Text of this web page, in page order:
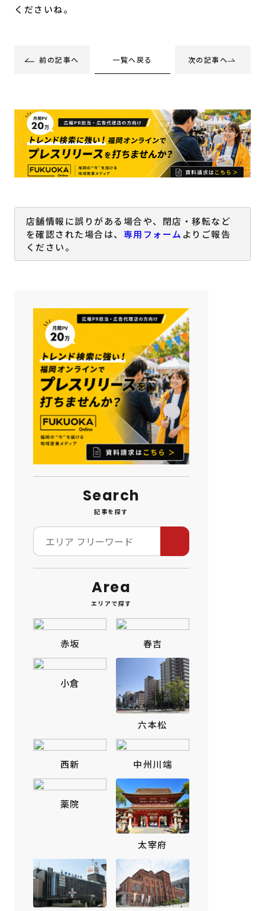
くださいね。
前の記事へ 一覧へ戻る 次の記事へ
店舗情報に誤りがある場合や、閉店・移転など
を確認された場合は、 専用フォーム よりご報告
ください。
Search
記事を探す
Area
エリアで探す
赤坂 春吉
小倉
六本松
西新 中州川端
薬院
太宰府